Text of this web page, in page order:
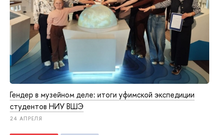
Гендер в музейном деле: итоги уфимской экспедиции
студентов НИУ ВШЭ
24 АПРЕЛЯ